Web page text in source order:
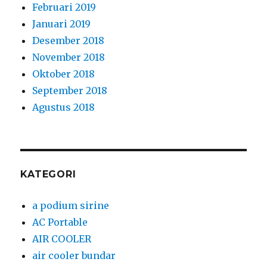
Februari 2019
Januari 2019
Desember 2018
November 2018
Oktober 2018
September 2018
Agustus 2018
KATEGORI
a podium sirine
AC Portable
AIR COOLER
air cooler bundar